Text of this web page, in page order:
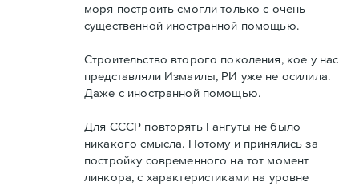
моря построить смогли только с очень
существенной иностранной помощью.
Строительство второго поколения, кое у нас
представляли Измаилы, РИ уже не осилила.
Даже с иностранной помощью.
Для СССР повторять Гангуты не было
никакого смысла. Потому и принялись за
постройку современного на тот момент
линкора, с характеристиками на уровне